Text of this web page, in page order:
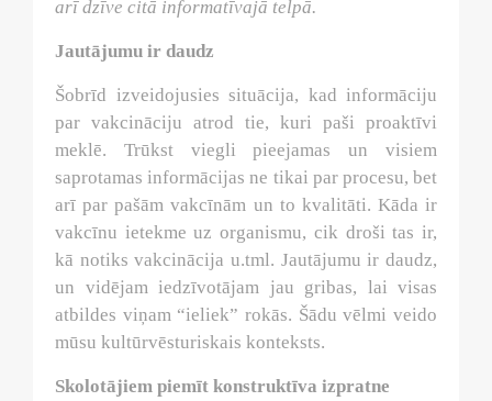
arī dzīve citā informatīvajā telpā.
Jautājumu ir daudz
Šobrīd izveidojusies situācija, kad informāciju
par vakcināciju atrod tie, kuri paši proaktīvi
meklē. Trūkst viegli pieejamas un visiem
saprotamas informācijas ne tikai par procesu, bet
arī par pašām vakcīnām un to kvalitāti. Kāda ir
vakcīnu ietekme uz organismu, cik droši tas ir,
kā notiks vakcinācija u.tml. Jautājumu ir daudz,
un vidējam iedzīvotājam jau gribas, lai visas
atbildes viņam “ieliek” rokās. Šādu vēlmi veido
mūsu kultūrvēsturiskais konteksts.
Skolotājiem piemīt konstruktīva izpratne